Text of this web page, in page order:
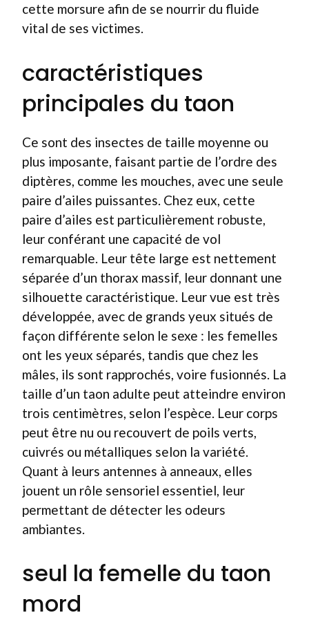
cette morsure afin de se nourrir du fluide
vital de ses victimes.
caractéristiques
principales du taon
Ce sont des insectes de taille moyenne ou
plus imposante, faisant partie de l’ordre des
diptères, comme les mouches, avec une seule
paire d’ailes puissantes. Chez eux, cette
paire d’ailes est particulièrement robuste,
leur conférant une capacité de vol
remarquable. Leur tête large est nettement
séparée d’un thorax massif, leur donnant une
silhouette caractéristique. Leur vue est très
développée, avec de grands yeux situés de
façon différente selon le sexe : les femelles
ont les yeux séparés, tandis que chez les
mâles, ils sont rapprochés, voire fusionnés. La
taille d’un taon adulte peut atteindre environ
trois centimètres, selon l’espèce. Leur corps
peut être nu ou recouvert de poils verts,
cuivrés ou métalliques selon la variété.
Quant à leurs antennes à anneaux, elles
jouent un rôle sensoriel essentiel, leur
permettant de détecter les odeurs
ambiantes.
seul la femelle du taon
mord